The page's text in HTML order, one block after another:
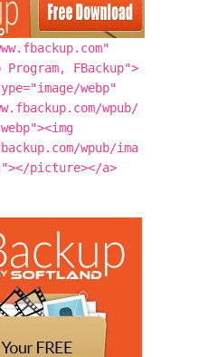
FBackup">
webp"
wpub/
wpub/ima
picture></a>